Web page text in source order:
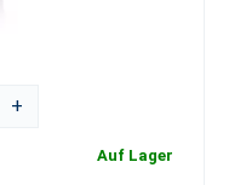
+
Auf Lager